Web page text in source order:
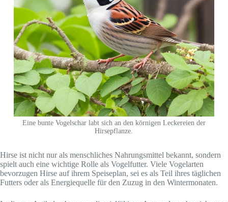
Eine bunte Vogelschar labt sich an den körnigen Leckereien der
Hirsepflanze.
Hirse ist nicht nur als menschliches Nahrungsmittel bekannt, sondern
spielt auch eine wichtige Rolle als Vogelfutter. Viele Vogelarten
bevorzugen Hirse auf ihrem Speiseplan, sei es als Teil ihres täglichen
Futters oder als Energiequelle für den Zuzug in den Wintermonaten.